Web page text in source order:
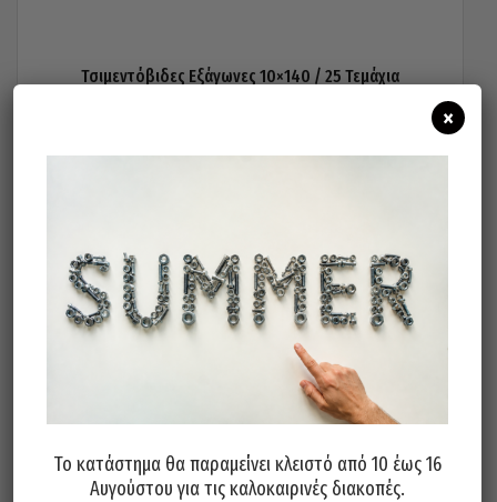
Τσιμεντόβιδες Εξάγωνες 10×140 / 25 Τεμάχια
Προσθήκη στο καλάθι
Το κατάστημα θα παραμείνει κλειστό από 10 έως 16
Αυγούστου για τις καλοκαιρινές διακοπές.
×